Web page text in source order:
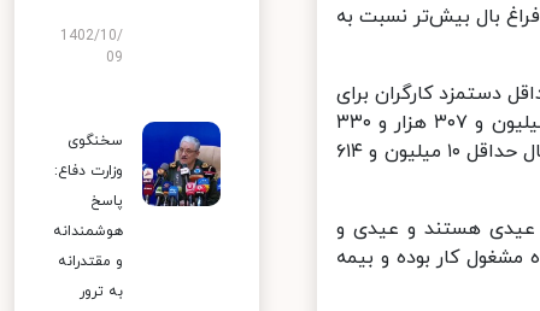
بال بیش‌تر نسبت به
دستمزد کارگران برای
سال ۱۴۰۲ را ۲۷ درصد تصویب کرد. بر این اساس پایه حقوق کارگران به ۵ میلیون و ۳۰۷ هزار و ۳۳۰
تومان افزایش یافت. با احتساب فرمول حداقل و حداکثر عیدی، کارگران امسال حداقل ۱۰ میلیون و ۶۱۴
هستند و عیدی و
کار بوده و بیمه
1402/10/
09
سخنگوی
وزارت دفاع:
پاسخ
هوشمندانه
و مقتدرانه
به ترور